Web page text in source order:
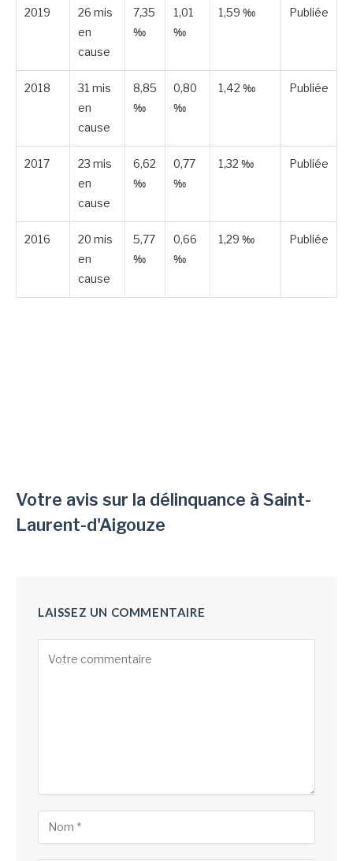
2019
26 mis
en
cause
7,35
‰
1,01
‰
1,59 ‰ Publiée
2018
31 mis
en
cause
8,85
‰
0,80
‰
1,42 ‰ Publiée
2017
23 mis
en
cause
6,62
‰
0,77
‰
1,32 ‰ Publiée
2016
20 mis
en
cause
5,77
‰
0,66
‰
1,29 ‰ Publiée
Votre avis sur la délinquance à Saint-
Laurent-d'Aigouze
LAISSEZ UN COMMENTAIRE